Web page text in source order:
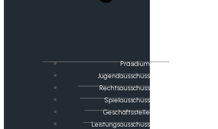
Präsidium
Jugendausschuss
Rechtsausschuss
Spielausschuss
Geschäftsstelle
Leistungsausschuss